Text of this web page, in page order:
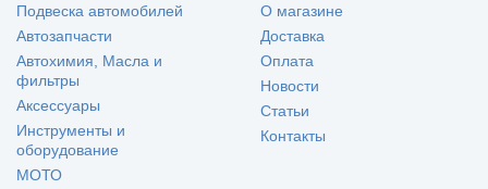
Подвеска автомобилей
Автозапчасти
Автохимия, Масла и
фильтры
Аксессуары
Инструменты и
оборудование
МОТО
О магазине
Доставка
Оплата
Новости
Статьи
Контакты